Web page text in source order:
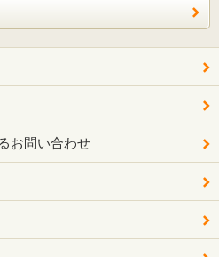
お問い合わせ